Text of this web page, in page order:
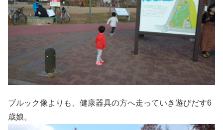
ブルック像よりも、健康器具の方へ走っていき遊びだす6
歳娘。